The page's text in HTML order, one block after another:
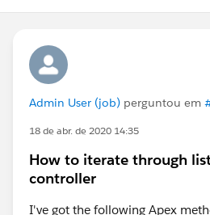
Admin User (job) perguntou em
18 de abr. de 2020 14:35
How to iterate through
controller
I've got the following Apex